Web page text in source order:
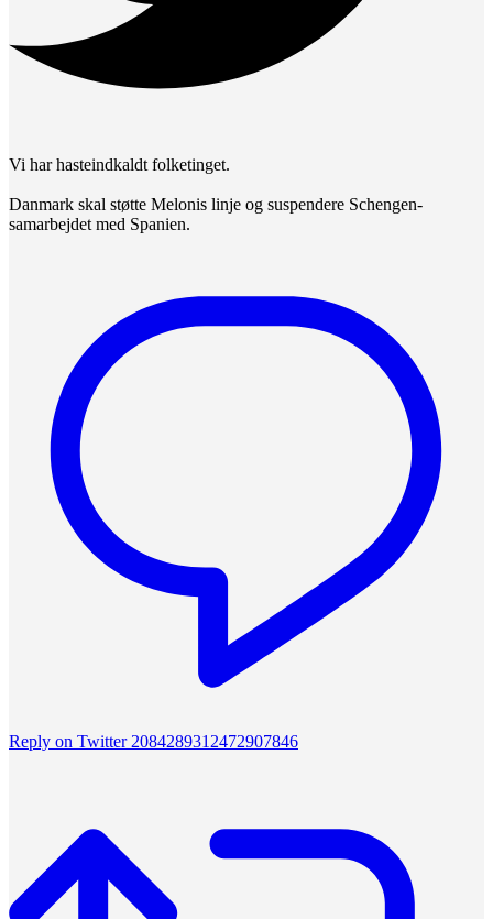
Vi har hasteindkaldt folketinget.
Danmark skal støtte Melonis linje og suspendere Schengen-
samarbejdet med Spanien.
Reply on Twitter 2084289312472907846